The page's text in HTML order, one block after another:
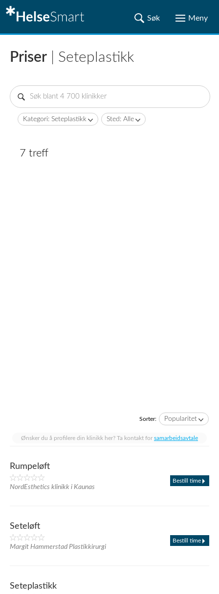
Priser | Seteplastikk
Kategori: Seteplastikk Sted: Alle
7 treff
Sorter: Popularitet
Ønsker du å profilere din klinikk her? Ta kontakt for samarbeidsavtale
Rumpeløft
NordEsthetics klinikk i Kaunas
Bestill time
Seteløft
Margit Hammerstad Plastikkirurgi
Bestill time
Seteplastikk